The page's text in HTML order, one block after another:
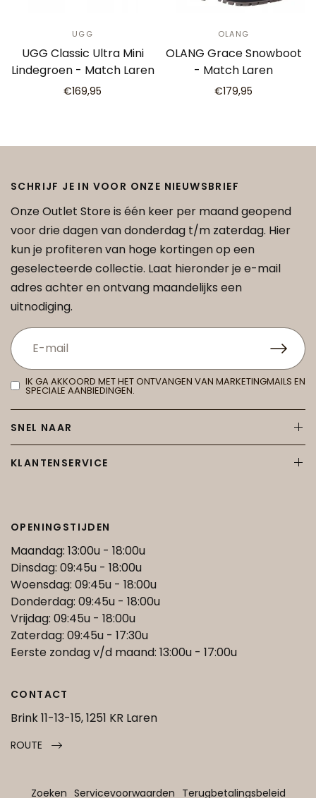
UGG
UGG Classic Ultra Mini
Lindegroen - Match Laren
€169,95
OLANG
OLANG Grace Snowboot
- Match Laren
€179,95
SCHRIJF JE IN VOOR ONZE NIEUWSBRIEF
Onze Outlet Store is één keer per maand geopend
voor drie dagen van donderdag t/m zaterdag. Hier
kun je profiteren van hoge kortingen op een
geselecteerde collectie. Laat hieronder je e-mail
adres achter en ontvang maandelijks een
uitnodiging.
IK GA AKKOORD MET HET ONTVANGEN VAN MARKETINGMAILS EN
SPECIALE AANBIEDINGEN.
SNEL NAAR
KLANTENSERVICE
OPENINGSTIJDEN
Maandag: 13:00u - 18:00u
Dinsdag: 09:45u - 18:00u
Woensdag: 09:45u - 18:00u
Donderdag: 09:45u - 18:00u
Vrijdag: 09:45u - 18:00u
Zaterdag: 09:45u - 17:30u
Eerste zondag v/d maand: 13:00u - 17:00u
CONTACT
Brink 11-13-15, 1251 KR Laren
ROUTE
Zoeken Servicevoorwaarden Terugbetalingsbeleid